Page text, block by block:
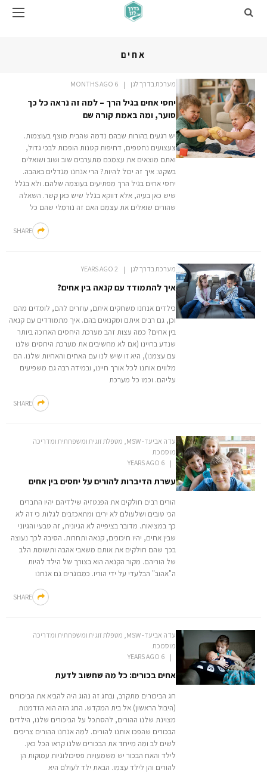
אחים
מערכת בדרך לגן 6 MONTHS AGO
יחסי אחים בגיל הרך – למה זה נראה כל כך
סוער, ומה באמת קורה שם
יש רגעים בהורות שבהם נדמה שהבית מוצף בעוצמות.
צעצועים נחטפים, דחיפות קטנות הופכות לבכי גדול,
ואתם מוצאים את עצמכם מתערבים שוב ושוב ושואלים
בשקט: איך זה יכול להיות? הרי אנחנו מגדלים באהבה.
יחסי אחים בגיל הרך מפתיעים בעוצמה שלהם. ולא בגלל
שיש כאן בעיה, אלא דווקא בגלל שיש כאן קשר. השאלה
שהורים שואלים את עצמם האם זה נורמלי שהם כל
SHARE
מערכת בדרך לגן 2 YEARS AGO
איך להתמודד עם קנאה בין אחים?
כילדים אנחנו משחקים איתם, עוזרים להם, לומדים מהם
וכן, גם רבים איתם ומקנאים בהם. איך מתמודדים עם קנאה
בין אחים? כמה עצות זהב מערכת היחסים הארוכה ביותר
שנדע בחיינו (אם לא מחשיבים את מערכת היחסים שלנו
עם עצמנו), היא זו שיש לנו עם האחים והאחיות שלנו. הם
מלווים אותנו לכל אורך חיינו, ובמידה רבה גם משפיעים
עליהם. וכמו כל מערכת
SHARE
עדה אביעד- MSW, מטפלת זוגית ומשפחתית ומדריכה
מוסמכת
6 YEARS AGO
עשרת הדיברות להורים על יחסים בין אחים
הורים רבים חולקים את הפנטזיה שילדיהם יהיו החברים
הכי טובים ושלעולם לא יריבו ומתאכזבים לגלות כי זה לא
כך במציאות. מדובר בציפייה לא הגיונית, זה טבעי והגיוני
שבין אחים, יהיו חיכוכים, קנאה ותחרות. הסיבה לכך נעוצה
בכך שהם חולקים את אותם משאבי אהבה ותשומת הלב
של הוריהם. מקור הקנאה הוא בצורך של הילד להיות
ה"אהוב" הבלעדי על ידי הוריו. כמבוגרים גם אנחנו
SHARE
עדה אביעד- MSW, מטפלת זוגית ומשפחתית ומדריכה
מוסמכת
6 YEARS AGO
אחים בכורים: כל מה שחשוב לדעת
חג הביכורים מתקרב, ובחג זה נהוג היה להביא את הביכורים
(היבול הראשון) אל בית המקדש. החג הזה הוא הזדמנות
מצוינת שלנו ההורים, להסתכל על הביכורים שלנו, הילדים
הבכורים שהפכו אותנו להורים. למה אנחנו ההורים צריכים
לשים לב ומה מייחד את הבכורים שלנו קראו הכל כאן.
לילד והאח הבכור יש משמעויות פסיכולוגיות עמוקות הן
להורים והן לילד עצמו. הבאת ילד לעולם היא